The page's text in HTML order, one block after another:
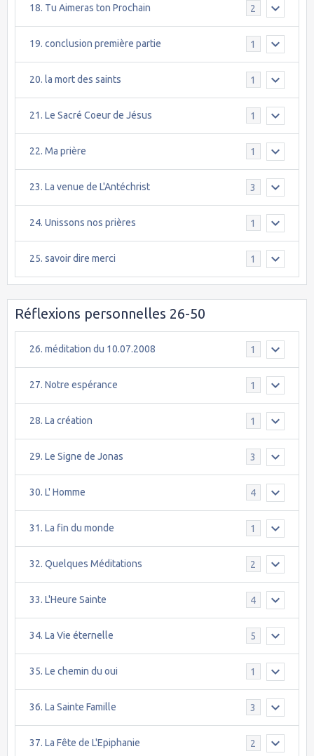
18. Tu Aimeras ton Prochain 2
19. conclusion première partie 1
20. la mort des saints 1
21. Le Sacré Coeur de Jésus 1
22. Ma prière 1
23. La venue de L'Antéchrist 3
24. Unissons nos prières 1
25. savoir dire merci 1
Réflexions personnelles 26-50
26. méditation du 10.07.2008 1
27. Notre espérance 1
28. La création 1
29. Le Signe de Jonas 3
30. L' Homme 4
31. La fin du monde 1
32. Quelques Méditations 2
33. L'Heure Sainte 4
34. La Vie éternelle 5
35. Le chemin du oui 1
36. La Sainte Famille 3
37. La Fête de L'Epiphanie 2